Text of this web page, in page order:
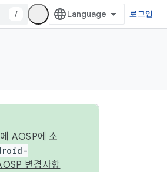
/ 로그인
AOSP에 소
변경사항